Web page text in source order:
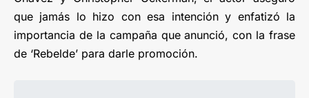
que jamás lo hizo con esa intención y enfatizó la
importancia de la campaña que anunció, con la frase
de ‘Rebelde’ para darle promoción.